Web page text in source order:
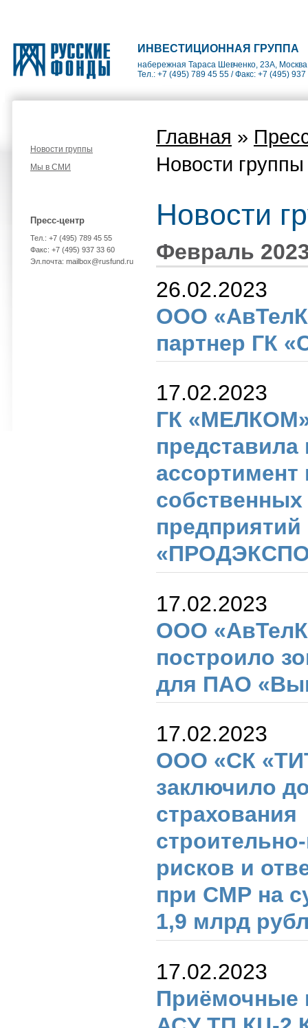
ИНВЕСТИЦИОННАЯ ГРУППА
набережная Тараса Шевченко, 23А,
Тел.: +7 (495) 789 45 55 / Факс: +7 (495)
Новости группы
Мы в СМИ
Пресс-центр
Тел.: +7 (495) 789 45 55
Факс: +7 (495) 937 33 60
Эл.почта: mailbox@rusfund.ru
Главная »
Новости группы
Новости
Февраль
26.02.2023
ООО
партнер ГК
17.02.2023
ГК
ассортимент
собственных
предприятий
17.02.2023
ООО
построило
для ПАО
17.02.2023
ООО «СК
заключило
страхования
рисков и
при СМР на
1,9 млрд
17.02.2023
Приёмочные